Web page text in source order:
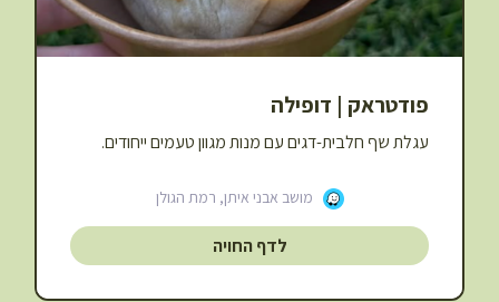
פודטראק | דופילה
עגלת שף חלבית-דגים עם מנות מגוון טעמים ייחודים.
מושב אבני איתן, רמת הגולן
לדף החויה